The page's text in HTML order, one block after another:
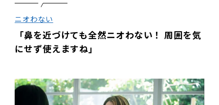
ニオわない
「鼻を近づけても全然ニオわない！ 周囲を気
にせず使えますね」